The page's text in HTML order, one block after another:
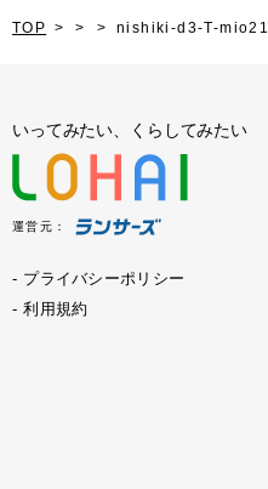
TOP nishiki-d3-T-mio21
いってみたい、くらしてみたい
運営元：
プライバシーポリシー
利用規約